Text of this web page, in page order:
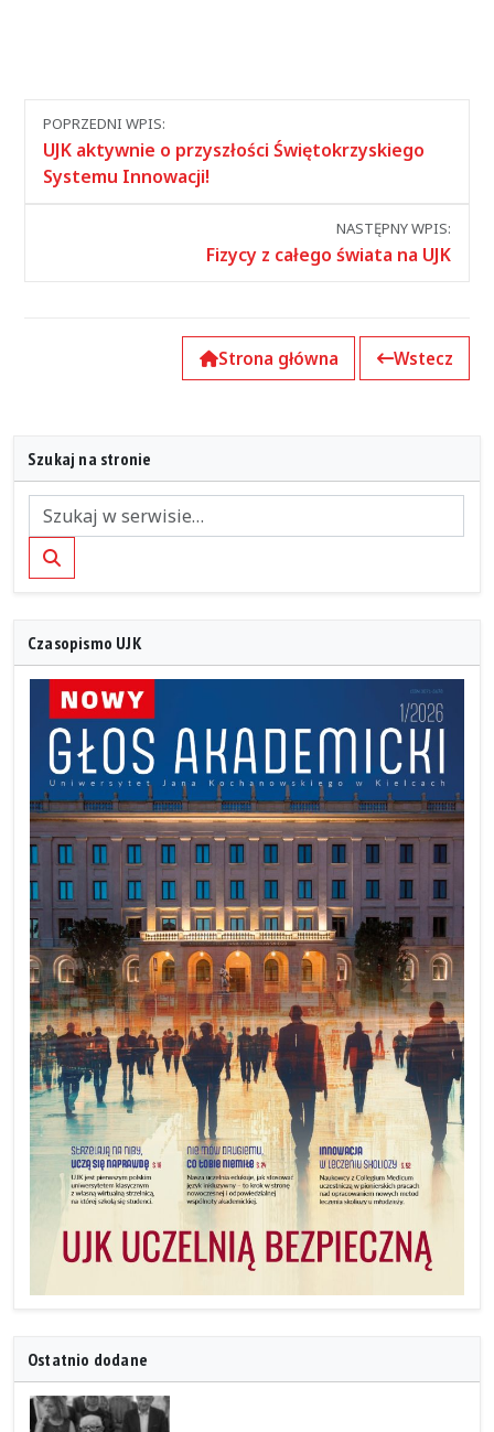
Nawigacja
między
wpisami
POPRZEDNI WPIS:
UJK aktywnie o przyszłości Świętokrzyskiego
Systemu Innowacji!
NASTĘPNY WPIS:
Fizycy z całego świata na UJK
Strona główna Wstecz
Szukaj na stronie
Szukaj
Czasopismo UJK
Ostatnio dodane